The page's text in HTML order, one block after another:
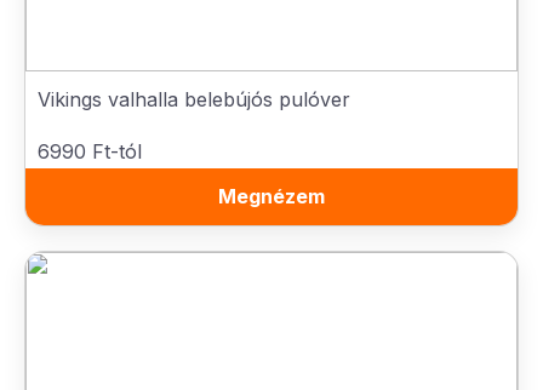
Vikings valhalla belebújós pulóver
6990 Ft-tól
Megnézem